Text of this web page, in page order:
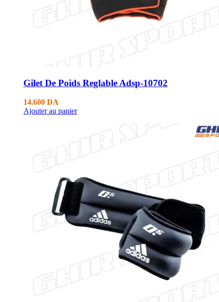
Gilet De Poids Reglable Adsp-10702
14.600 DA
Ajouter au panier